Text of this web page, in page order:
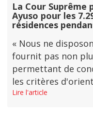
La Cour
Ayuso pour les
résidences
« Nous ne
fournit pas non
permettant de
les critères
Lire l'article